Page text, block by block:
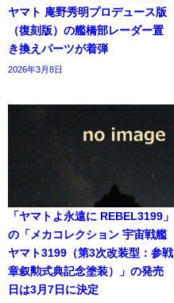
ヤマト 庵野秀明プロデュース版
（復刻版）の艦橋部レーダー置
き換えパーツが着弾
2026年3月8日
「ヤマトよ永遠に REBEL3199」
の「メカコレクション 宇宙戦艦
ヤマト3199（第3次改装型：参戦
章叙勲式典記念塗装）」の発売
日は3月7日に決定